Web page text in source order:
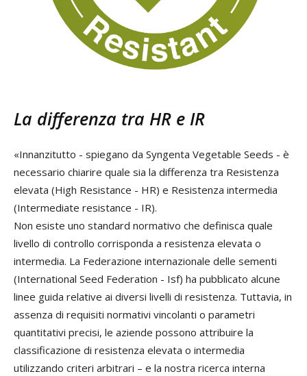
La differenza tra HR e IR
«Innanzitutto - spiegano da Syngenta Vegetable Seeds - è
necessario chiarire quale sia la differenza tra Resistenza
elevata (High Resistance - HR) e Resistenza intermedia
(Intermediate resistance - IR).
Non esiste uno standard normativo che definisca quale
livello di controllo corrisponda a resistenza elevata o
intermedia. La Federazione internazionale delle sementi
(International Seed Federation - Isf) ha pubblicato alcune
linee guida relative ai diversi livelli di resistenza. Tuttavia, in
assenza di requisiti normativi vincolanti o parametri
quantitativi precisi, le aziende possono attribuire la
classificazione di resistenza elevata o intermedia
utilizzando criteri arbitrari – e la nostra ricerca interna